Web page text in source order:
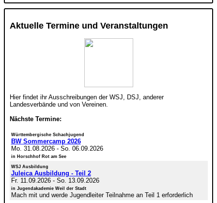
Aktuelle Termine und Veranstaltungen
Hier findet ihr Ausschreibungen der WSJ, DSJ, anderer
Landesverbände und von Vereinen.
Nächste Termine:
Württembergische Schachjugend
BW Sommercamp 2026
Mo. 31.08.2026- So. 06.09.2026
in Horschhof Rot am See
WSJ Ausbildung
Juleica Ausbildung - Teil 2
Fr. 11.09.2026- So. 13.09.2026
in Jugendakademie Weil der Stadt
Mach mit und werde Jugendleiter Teilnahme an Teil 1 erforderlich